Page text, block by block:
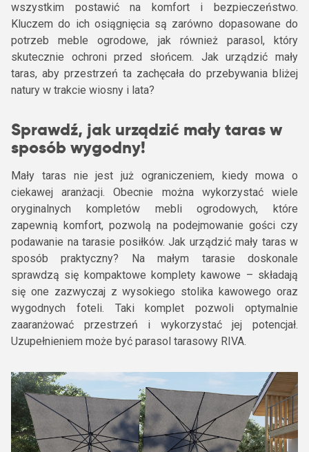
wszystkim postawić na komfort i bezpieczeństwo.
Kluczem do ich osiągnięcia są zarówno dopasowane do
potrzeb meble ogrodowe, jak również parasol, który
skutecznie ochroni przed słońcem. Jak urządzić mały
taras, aby przestrzeń ta zachęcała do przebywania bliżej
natury w trakcie wiosny i lata?
Sprawdź, jak urządzić mały taras w
sposób wygodny!
Mały taras nie jest już ograniczeniem, kiedy mowa o
ciekawej aranżacji. Obecnie można wykorzystać wiele
oryginalnych kompletów mebli ogrodowych, które
zapewnią komfort, pozwolą na podejmowanie gości czy
podawanie na tarasie posiłków. Jak urządzić mały taras w
sposób praktyczny? Na małym tarasie doskonale
sprawdzą się kompaktowe komplety kawowe – składają
się one zazwyczaj z wysokiego stolika kawowego oraz
wygodnych foteli. Taki komplet pozwoli optymalnie
zaaranżować przestrzeń i wykorzystać jej potencjał.
Uzupełnieniem może być parasol tarasowy RIVA.